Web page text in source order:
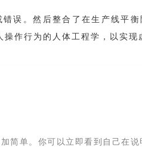
误。然后整合了在生产线平衡
作行为的人体工程学，以实现
简单。你可以立即看到自己在说